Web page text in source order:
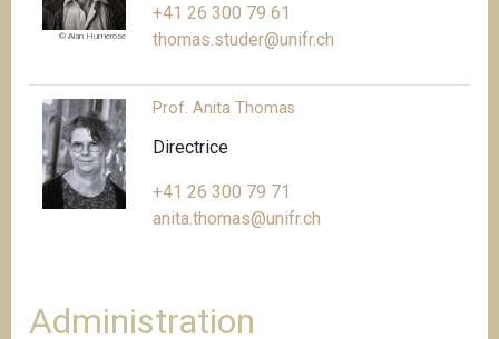
© Alan Humerose
+41 26 300 79 61
thomas.studer@unifr.ch
Prof. Anita Thomas
Directrice
+41 26 300 79 71
anita.thomas@unifr.ch
Administration